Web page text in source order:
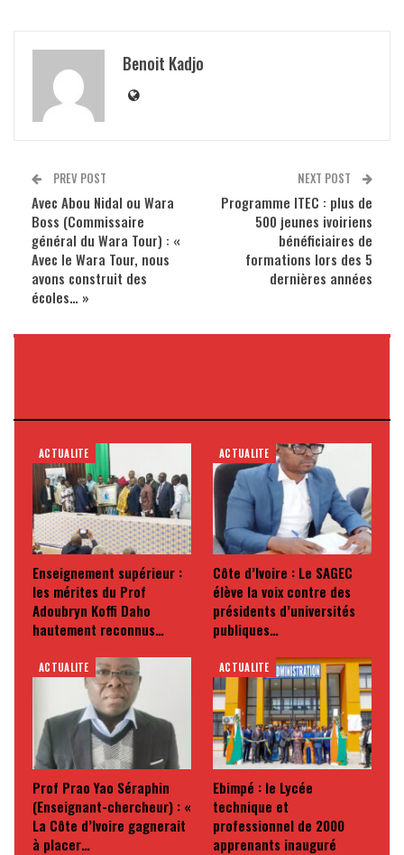
Benoit Kadjo
PREV POST
Avec Abou Nidal ou Wara
Boss (Commissaire
général du Wara Tour) : «
Avec le Wara Tour, nous
avons construit des
écoles… »
NEXT POST
Programme ITEC : plus de
500 jeunes ivoiriens
bénéficiaires de
formations lors des 5
dernières années
ACTUALITE
Enseignement supérieur :
les mérites du Prof
Adoubryn Koffi Daho
hautement reconnus…
ACTUALITE
Côte d’Ivoire : Le SAGEC
élève la voix contre des
présidents d’universités
publiques…
ACTUALITE
Prof Prao Yao Séraphin
(Enseignant-chercheur) : «
La Côte d’Ivoire gagnerait
à placer…
ACTUALITE
Ebimpé : le Lycée
technique et
professionnel de 2000
apprenants inauguré